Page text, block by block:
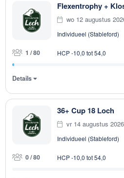
Flexentrophy +
wo 12 augustus
Individueel (Stableford)
1 / 80 HCP -10,0 tot 54,0
Details
36+ Cup 18 Loch
vr 14 augustus 2026
Individueel (Stableford)
0 / 80 HCP -10,0 tot 54,0